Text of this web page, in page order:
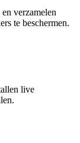
verzamelen
te beschermen.
live